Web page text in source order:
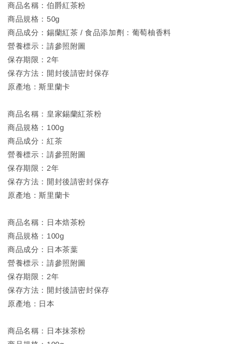
商品名稱：伯爵紅茶粉
商品規格：50g
商品成分：錫蘭紅茶 / 食品添加劑：葡萄柚香料
營養標示：請參照附圖
保存期限：2年
保存方法：開封後請密封保存
原產地：斯里蘭卡
商品名稱：皇家錫蘭紅茶粉
商品規格：100g
商品成分：紅茶
營養標示：請參照附圖
保存期限：2年
保存方法：開封後請密封保存
原產地：斯里蘭卡
商品名稱：日本焙茶粉
商品規格：100g
商品成分：日本茶葉
營養標示：請參照附圖
保存期限：2年
保存方法：開封後請密封保存
原產地：日本
商品名稱：日本抹茶粉